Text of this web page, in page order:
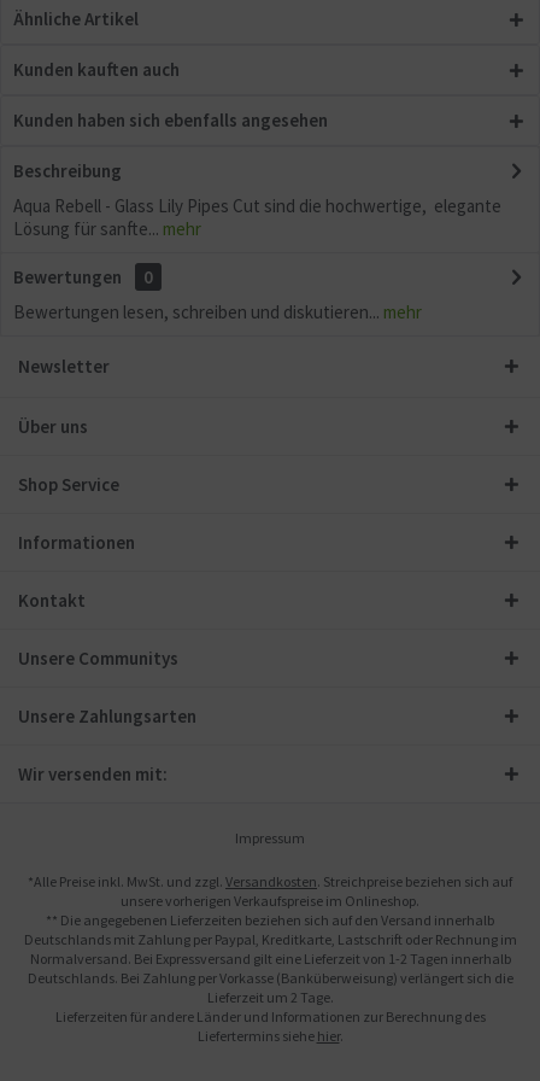
Ähnliche Artikel
Kunden kauften auch
Kunden haben sich ebenfalls angesehen
Beschreibung
Aqua Rebell - Glass Lily Pipes Cut sind die hochwertige, elegante
Lösung für sanfte... mehr
Bewertungen
0
Bewertungen lesen, schreiben und diskutieren... mehr
Newsletter
Über uns
Shop Service
Informationen
Kontakt
Unsere Communitys
Unsere Zahlungsarten
Wir versenden mit:
Impressum
*Alle Preise inkl. MwSt. und zzgl. Versandkosten. Streichpreise beziehen sich auf
unsere vorherigen Verkaufspreise im Onlineshop.
** Die angegebenen Lieferzeiten beziehen sich auf den Versand innerhalb
Deutschlands mit Zahlung per Paypal, Kreditkarte, Lastschrift oder Rechnung im
Normalversand. Bei Expressversand gilt eine Lieferzeit von 1-2 Tagen innerhalb
Deutschlands. Bei Zahlung per Vorkasse (Banküberweisung) verlängert sich die
Lieferzeit um 2 Tage.
Lieferzeiten für andere Länder und Informationen zur Berechnung des
Liefertermins siehe hier.